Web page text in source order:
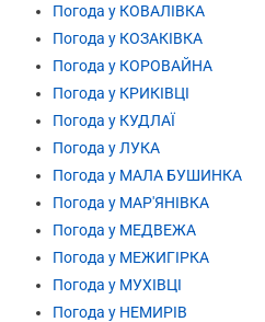
Погода у КОВАЛІВКА
Погода у КОЗАКІВКА
Погода у КОРОВАЙНА
Погода у КРИКІВЦІ
Погода у КУДЛАЇ
Погода у ЛУКА
Погода у МАЛА БУШИНКА
Погода у МАР'ЯНІВКА
Погода у МЕДВЕЖА
Погода у МЕЖИГІРКА
Погода у МУХІВЦІ
Погода у НЕМИРІВ